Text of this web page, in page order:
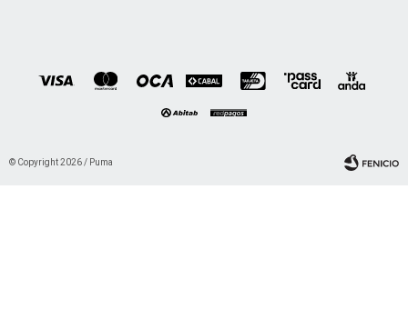
© Copyright 2026 / Puma